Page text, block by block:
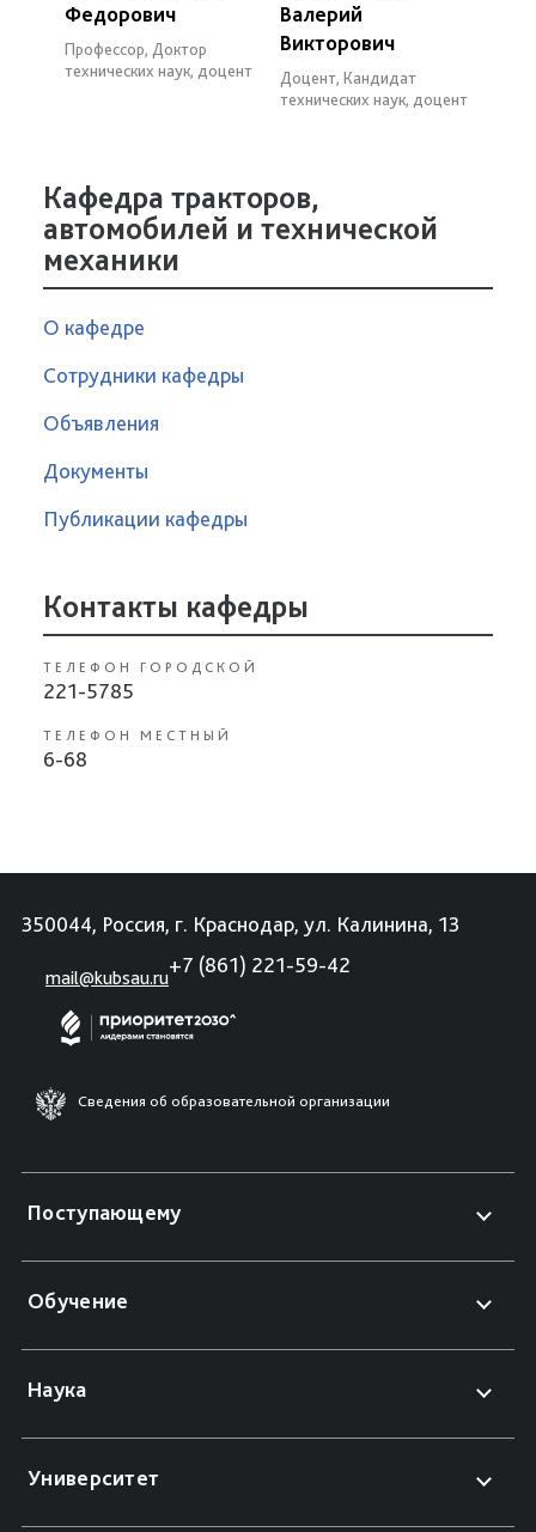
Федорович
Профессор, Доктор
технических наук, доцент
Валерий
Викторович
Доцент, Кандидат
технических наук, доцент
Кафедра тракторов,
автомобилей и технической
механики
О кафедре
Сотрудники кафедры
Объявления
Документы
Публикации кафедры
Контакты кафедры
ТЕЛЕФОН ГОРОДСКОЙ
221-5785
ТЕЛЕФОН МЕСТНЫЙ
6-68
350044, Россия, г. Краснодар, ул. Калинина, 13
mail@kubsau.ru
+7 (861) 221-59-42
Сведения об образовательной организации
Поступающему
Обучение
Наука
Университет